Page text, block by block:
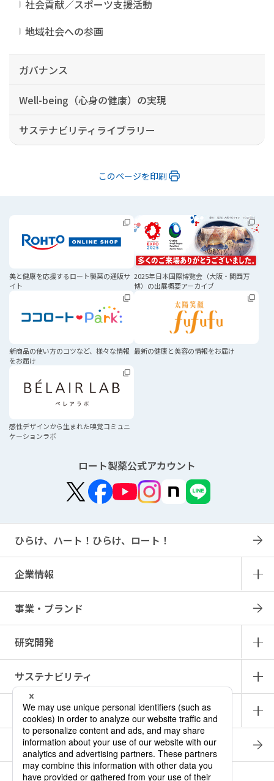
社会貢献／スポーツ支援活動
地域社会への参画
ガバナンス
Well-being（心身の健康）の実現
サステナビリティライブラリー
このページを印刷
美と健康を応援するロート製薬の通販サ
イト
2025年日本国際博覧会 （大阪・関西万
博）の出展概要アーカイブ
新商品の使い方のコツなど、 様々な情報
をお届け
最新の健康と美容の情報をお届け
感性デザインから生まれた嗅覚コミュニ
ケーションラボ
ロート製薬公式アカウント
ひらけ、ハート！ひらけ、ロート！
企業情報
事業・ブランド
研究開発
サステナビリティ
IR情報
採用情報